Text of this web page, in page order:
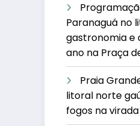
Paranaguá no
gastronomia e
ano na Praça
Praia
litoral norte
fogos na